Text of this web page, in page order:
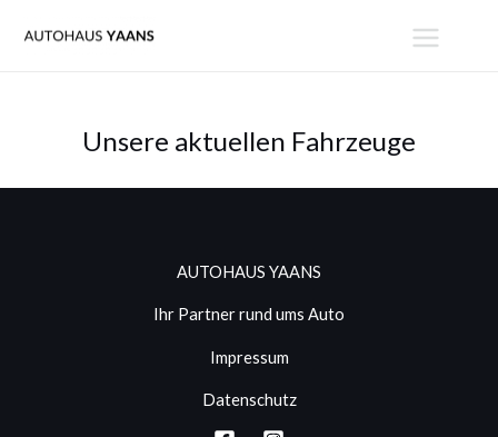
Inhalt
Unsere aktuellen Fahrzeuge
AUTOHAUS YAANS
Ihr Partner rund ums Auto
Impressum
Datenschutz